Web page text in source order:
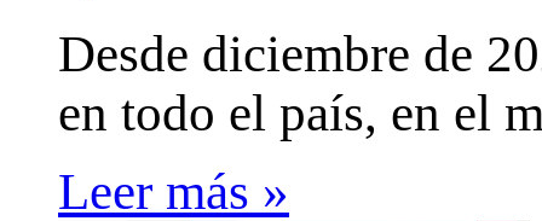
Desde diciembre de
en todo el país, en el
Leer más »